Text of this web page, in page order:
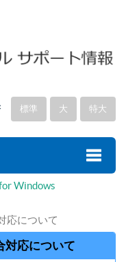
標準 大 特大
Windows
応について
対応について